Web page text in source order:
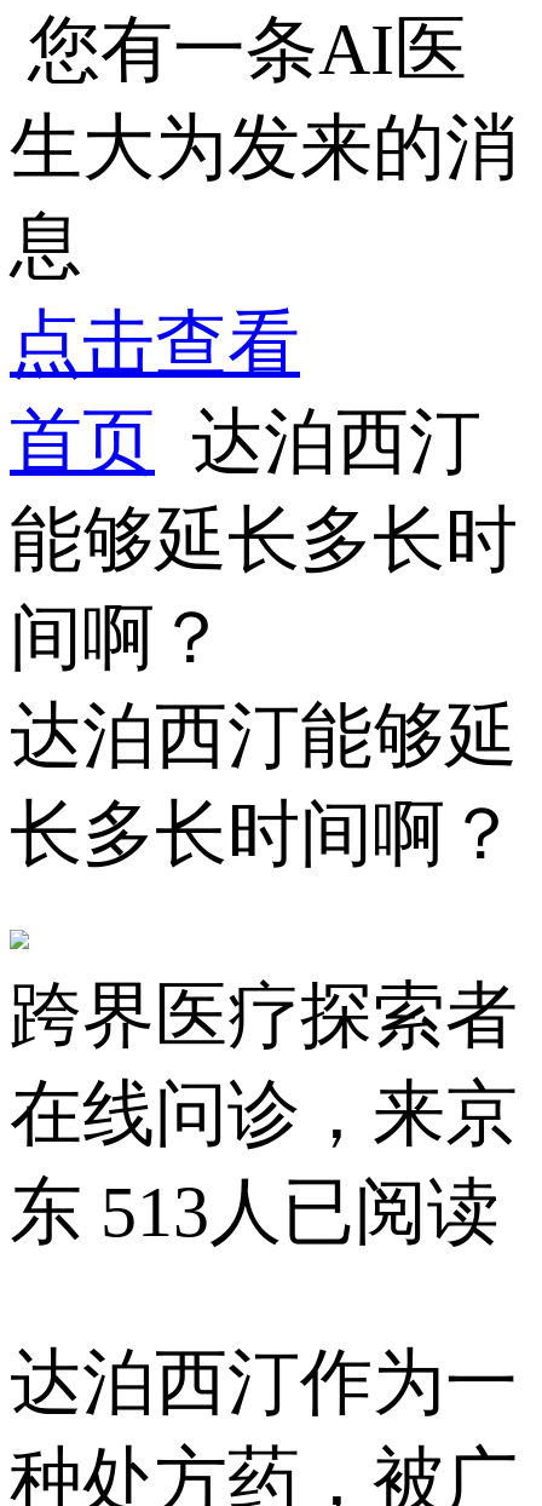
您有一条AI医
生大为发来的消
息
点击查看
首页 达泊西汀
能够延长多长时
间啊？
达泊西汀能够延
长多长时间啊？
跨界医疗探索者
在线问诊，来京
东 513人已阅读
达泊西汀作为一
种处方药，被广